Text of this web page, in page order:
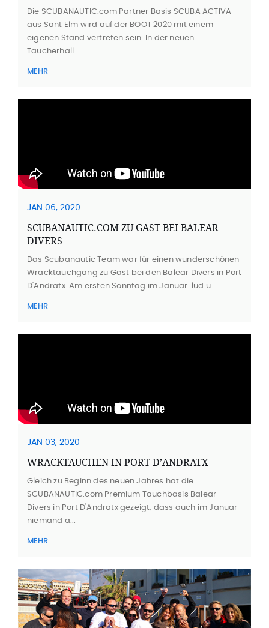
Die SCUBANAUTIC.com Partner Basis SCUBA ACTIVA
aus Sant Elm wird auf der BOOT 2020 mit einem
eigenen Stand vertreten sein. In der neuen
Taucherhall...
MEHR
JAN 06, 2020
SCUBANAUTIC.COM ZU GAST BEI BALEAR
DIVERS
Das Scubanautic Team war für einen wunderschönen
Wracktauchgang zu Gast bei den Balear Divers in Port
D'Andratx. Am ersten Sonntag im Januar lud u...
MEHR
JAN 03, 2020
WRACKTAUCHEN IN PORT D’ANDRATX
Gleich zu Beginn des neuen Jahres hat die
SCUBANAUTIC.com Premium Tauchbasis Balear
Divers in Port D'Andratx gezeigt, dass auch im Januar
niemand a...
MEHR